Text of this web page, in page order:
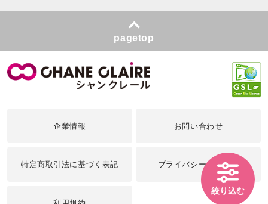
絞り込む
pagetop
企業情報 お問い合わせ
特定商取引法に基づく表記 プライバシーポリシー